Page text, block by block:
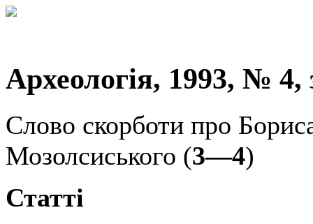
Археологія, 1993, № 4,
Слово скорботи про
Мозолсиського (3—4)
Статті